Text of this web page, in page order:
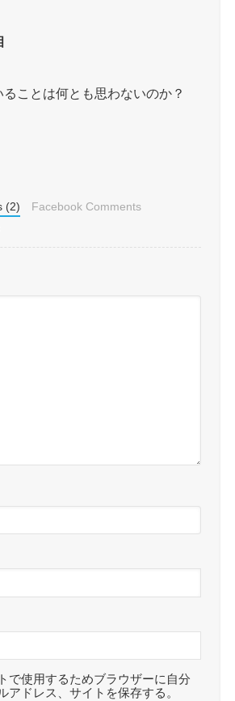
ことは何とも思わないのか？
(2) Facebook Comments
で使用するためブラウザーに自分
アドレス、サイトを保存する。